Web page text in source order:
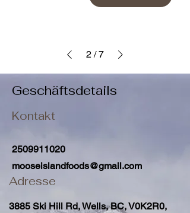
2 / 7
Geschäftsdetails
Kontakt
2509911020
mooseislandfoods@gmail.com
Adresse
3885 Ski Hill Rd, Wells, BC, V0K2R0,